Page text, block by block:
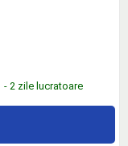
2 zile lucratoare